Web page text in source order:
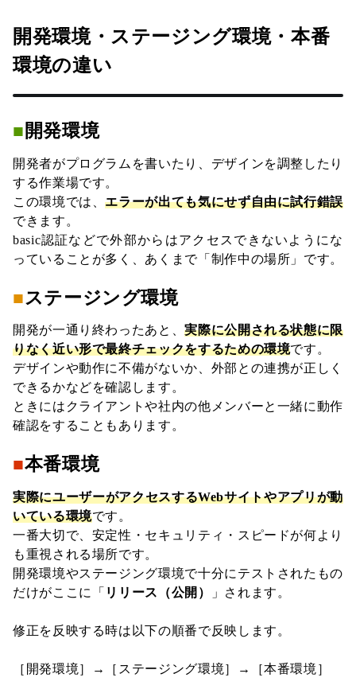
開発環境・ステージング環境・本番
環境の違い
■ 開発環境
開発者がプログラムを書いたり、デザインを調整したり
する作業場です。
この環境では、エラーが出ても気にせず自由に試行錯誤
できます。
basic認証などで外部からはアクセスできないようにな
っていることが多く、あくまで「制作中の場所」です。
■ステージング環境
開発が一通り終わったあと、実際に公開される状態に限
りなく近い形で最終チェックをするための環境です。
デザインや動作に不備がないか、外部との連携が正しく
できるかなどを確認します。
ときにはクライアントや社内の他メンバーと一緒に動作
確認をすることもあります。
■本番環境
実際にユーザーがアクセスするWebサイトやアプリが動
いている環境です。
一番大切で、安定性・セキュリティ・スピードが何より
も重視される場所です。
開発環境やステージング環境で十分にテストされたもの
だけがここに「 リリース（公開） 」されます。
修正を反映する時は以下の順番で反映します。
［開発環境］→［ステージング環境］→［本番環境］